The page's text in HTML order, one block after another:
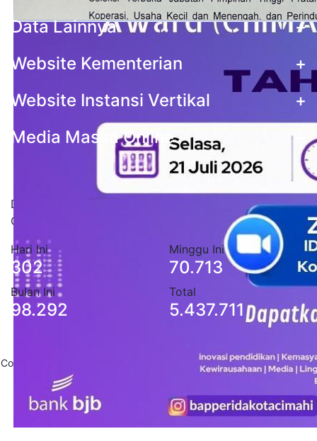
Data Lainnya
+
Website Kementerian
+
Website Instansi Vertikal
+
Media Massa Online
Statistik Pengunjung
Data stastistik pengunjung situs Pemerintah Kota
Cimahi
Hari Ini
302
Minggu Ini
70.713
Bulan Ini
98.292
Total
5.437.711
Copyright 2020 Pemerintah Daerah Kota Cimahi. All Rights Reserved